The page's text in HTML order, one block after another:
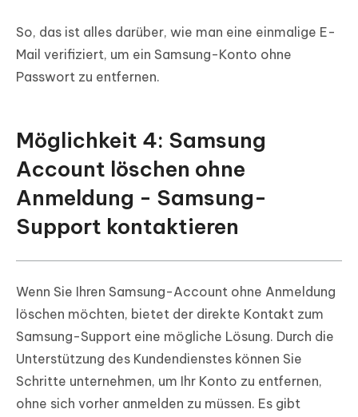
So, das ist alles darüber, wie man eine einmalige E-
Mail verifiziert, um ein Samsung-Konto ohne
Passwort zu entfernen.
Möglichkeit 4: Samsung
Account löschen ohne
Anmeldung - Samsung-
Support kontaktieren
Wenn Sie Ihren Samsung-Account ohne Anmeldung
löschen möchten, bietet der direkte Kontakt zum
Samsung-Support eine mögliche Lösung. Durch die
Unterstützung des Kundendienstes können Sie
Schritte unternehmen, um Ihr Konto zu entfernen,
ohne sich vorher anmelden zu müssen. Es gibt